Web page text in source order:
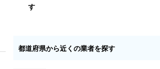
す
都道府県から近くの業者を探す